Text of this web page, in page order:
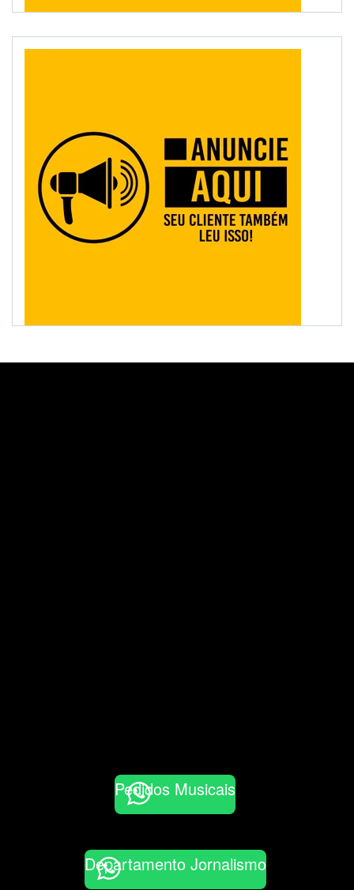
Pedidos Musicais
Departamento Jornalismo